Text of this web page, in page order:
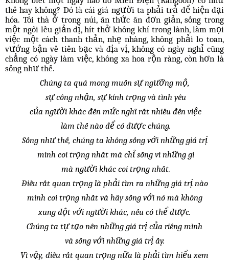
thế hay không? Đó là cái giá người ta phải trả để hiện đại
hóa. Tôi thà ở trong núi, ăn thức ăn đơn giản, sống trong
một ngôi lều giản dị, hít thở không khí trong lành, làm mọi
việc một cách thanh thản, nhẹ nhàng, không phải lo toan,
vướng bận về tiền bạc và địa vị, không có ngày nghỉ cũng
chẳng có ngày làm việc, không xa hoa rộn ràng, còn hơn là
sống như thế.
Chúng ta quá mong muốn sự ngưỡng mộ,
sự công nhận, sự kính trọng và tình yêu
của người khác đến mức nghĩ rất nhiều đến việc
làm thế nào để có được chúng.
Sống như thế, chúng ta không sống với những giá trị
mình coi trọng nhất mà chỉ sống vì những gì
mà người khác coi trọng nhất.
Điều rất quan trọng là phải tìm ra những giá trị nào
mình coi trọng nhất và hãy sống với nó mà không
xung đột với người khác, nếu có thể được.
Chúng ta tự tạo nên những giá trị của riêng mình
và sống với những giá trị ấy.
Vì vậy, điều rất quan trọng nữa là phải tìm hiểu xem